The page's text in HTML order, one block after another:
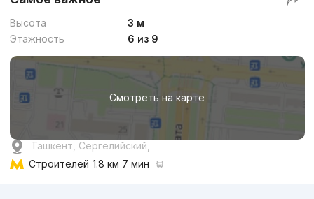
Высота
3 м
Этажность
6 из 9
Смотреть на карте
Ташкент, Сергелийский,
Строителей 1.8 км 7 мин